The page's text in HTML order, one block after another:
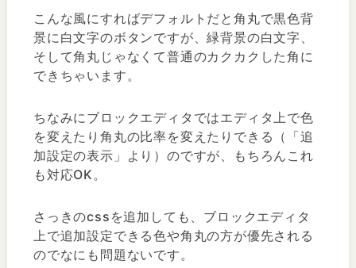
こんな風にすればデフォルトだと角丸で黒色背
景に白文字のボタンですが、緑背景の白文字、
そして角丸じゃなくて普通のカクカクした角に
できちゃいます。
ちなみにブロックエディタではエディタ上で色
を変えたり角丸の比率を変えたりできる（「追
加設定の表示」より）のですが、もちろんこれ
も対応OK。
さっきのcssを追加しても、ブロックエディタ
上で追加設定できる色や角丸の方が優先される
のでなにも問題ないです。